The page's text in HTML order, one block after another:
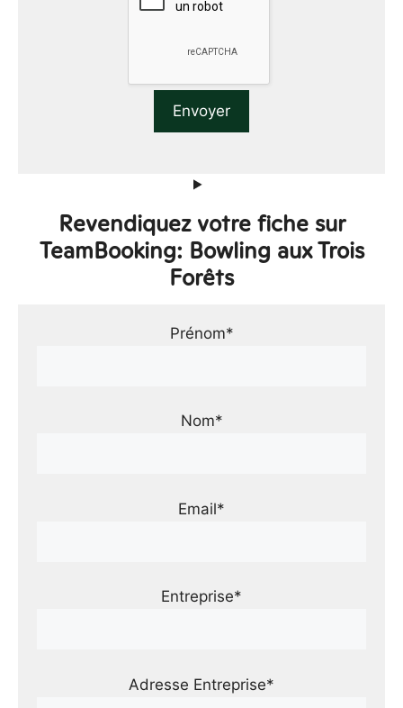
Revendiquez votre fiche sur
TeamBooking: Bowling aux Trois
Forêts
Prénom*
Nom*
Email*
Entreprise*
Adresse Entreprise*